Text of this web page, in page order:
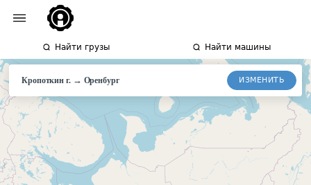
Найти грузы Найти машины
Кропоткин г.→ Оренбург ИЗМЕНИТЬ